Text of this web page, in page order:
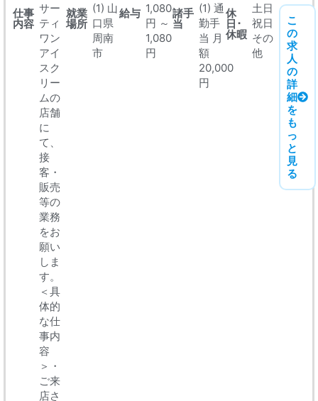
仕事
内容
サー
ティ
ワン
アイ
スク
リー
ムの
店舗
に
て、
接
客・
販売
等の
業務
をお
願い
しま
す。
＜具
体的
な仕
事内
容
＞・
ご来
店さ
就業
場所
(1) 山
口県
周南
市
給与 1,080
円 ～
1,080
円
諸手
当
(1) 通
勤手
当 月
額
20,000
円
休
日･
休暇
土日
祝日
その
他
こ
の
求
人
の
詳
細
を
も
っ
と
見
る